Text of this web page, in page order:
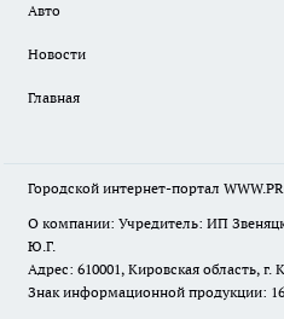
Авто
Новости
Главная
Городской интернет-портал
О компании: Учредитель: ИП
Ю.Г.
Адрес: 610001, Кировская область,
Знак информационной продукции: